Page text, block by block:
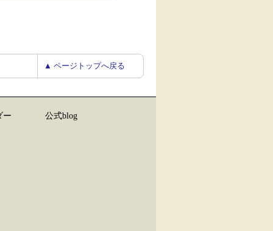
▲ ページトップへ戻る
ー 公式blog